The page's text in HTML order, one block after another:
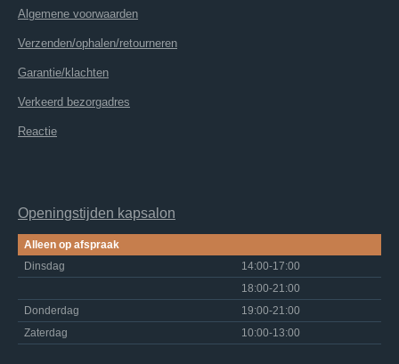
Algemene voorwaarden
Verzenden/ophalen/retourneren
Garantie/klachten
Verkeerd bezorgadres
Reactie
Openingstijden kapsalon
Alleen op afspraak
Dinsdag
14:00-17:00
18:00-21:00
Donderdag
19:00-21:00
Zaterdag
10:00-13:00